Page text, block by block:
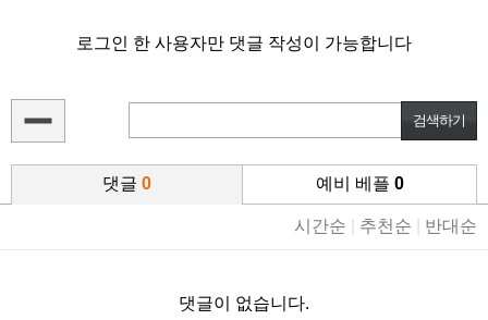
로그인 한 사용자만 댓글 작성이 가능합니다
댓글 0 예비 베플 0
시간순 추천순 반대순
댓글이 없습니다.